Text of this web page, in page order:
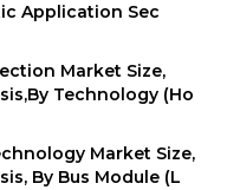
Application Sec
Market Size,
Technology (Ho
Market Size,
By Bus Module (L